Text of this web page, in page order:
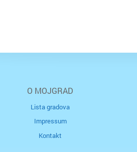
O MOJGRAD
Lista gradova
Impressum
Kontakt